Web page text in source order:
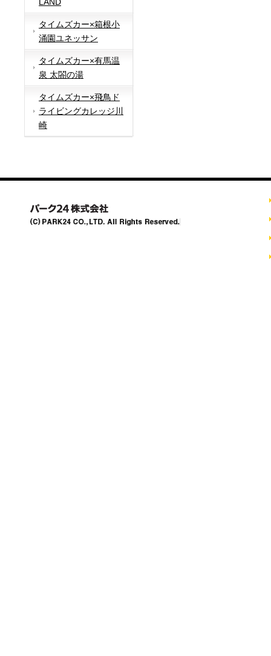
LAND
タイムズカー×箱根小
涌園ユネッサン
タイムズカー×有馬温
泉 太閤の湯
タイムズカー×飛鳥ド
ライビングカレッジ川
崎